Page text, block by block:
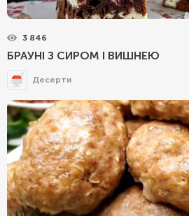
3 846
БРАУНІ З СИРОМ І ВИШНЕЮ
Десерти